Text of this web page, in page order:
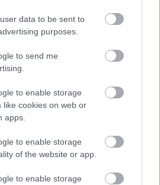
data to be sent to
purposes.
to send me
to enable storage
like cookies on web or
apps.
to enable storage
of the website or app.
to enable storage
του Google
παραγγελίες